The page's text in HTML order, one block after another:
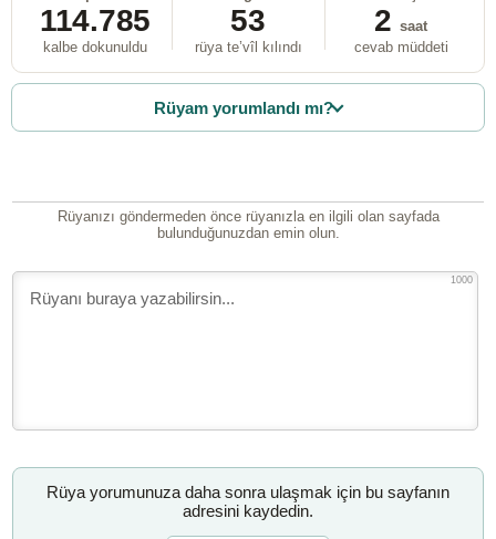
114.785
kalbe dokunuldu
53
rüya te’vîl kılındı
2 saat
cevab müddeti
Rüyam yorumlandı mı?
Rüyanızı göndermeden önce rüyanızla en ilgili olan sayfada
bulunduğunuzdan emin olun.
1000
Rüya yorumunuza daha sonra ulaşmak için bu sayfanın
adresini kaydedin.